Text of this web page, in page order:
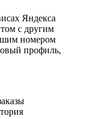
Яндекса
с другим
номером
профиль,